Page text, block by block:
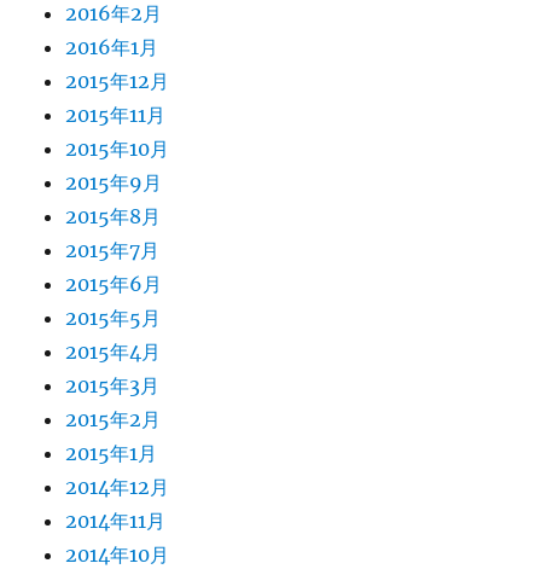
2016年2月
2016年1月
2015年12月
2015年11月
2015年10月
2015年9月
2015年8月
2015年7月
2015年6月
2015年5月
2015年4月
2015年3月
2015年2月
2015年1月
2014年12月
2014年11月
2014年10月